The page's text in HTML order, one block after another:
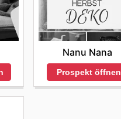
an Babybetten
Nanu Nana
Prospekt öffnen